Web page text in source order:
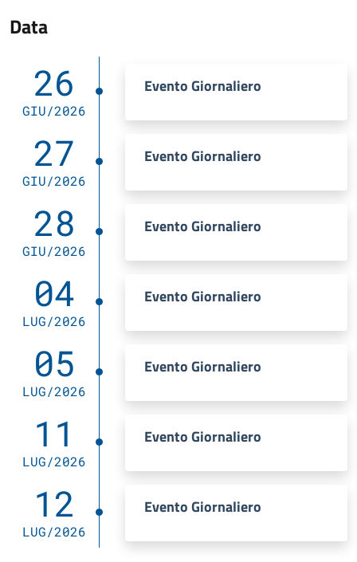
Data
26
GIU/2026
Evento Giornaliero
27
GIU/2026
Evento Giornaliero
28
GIU/2026
Evento Giornaliero
04
LUG/2026
Evento Giornaliero
05
LUG/2026
Evento Giornaliero
11
LUG/2026
Evento Giornaliero
12
LUG/2026
Evento Giornaliero